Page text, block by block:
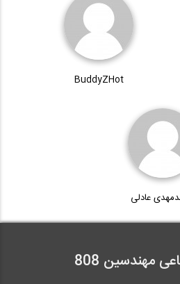
BuddyZHot
عادلی
مهندسین 808